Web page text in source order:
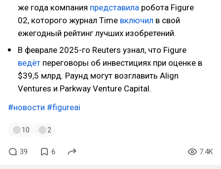
же года компания представила робота Figure
02, которого журнал Time включил в свой
ежегодный рейтинг лучших изобретений.
В феврале 2025-го Reuters узнал, что Figure
ведёт переговоры об инвестициях при оценке в
$39,5 млрд. Раунд могут возглавить Align
Ventures и Parkway Venture Capital.
#новости #figureai
10 2
39 6 7.4K